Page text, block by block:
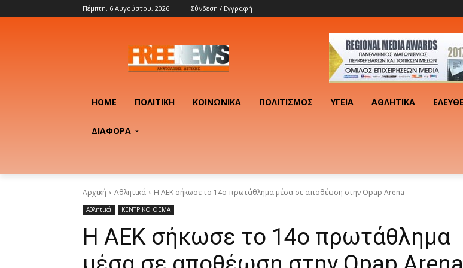
Πέμπτη, 6 Αυγούστου, 2026 Σύνδεση / Εγγραφή
HOME ΠΟΛΙΤΙΚΉ ΚΟΙΝΩΝΙΚΆ ΠΟΛΙΤΙΣΜΌΣ ΥΓΕΊΑ ΑΘΛΗΤΙΚΆ
ΔΙΑΦΟΡΑ
Αρχική Αθλητικά Η ΑΕΚ σήκωσε το 14ο πρωτάθλημα μέσα σε αποθέωση στην Opap Arena
Αθλητικά ΚΕΝΤΡΙΚΟ ΘΕΜΑ
Η ΑΕΚ σήκωσε το 14ο πρωτάθλημα